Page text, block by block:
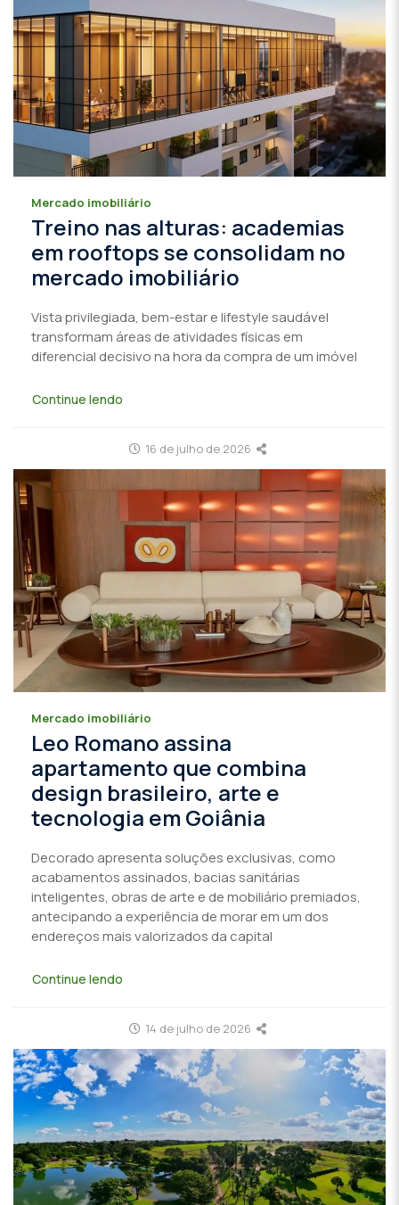
Mercado imobiliário
Treino nas alturas: academias
em rooftops se consolidam no
mercado imobiliário
Vista privilegiada, bem-estar e lifestyle saudável
transformam áreas de atividades físicas em
diferencial decisivo na hora da compra de um imóvel
Continue lendo
16 de julho de 2026
Mercado imobiliário
Leo Romano assina
apartamento que combina
design brasileiro, arte e
tecnologia em Goiânia
Decorado apresenta soluções exclusivas, como
acabamentos assinados, bacias sanitárias
inteligentes, obras de arte e de mobiliário premiados,
antecipando a experiência de morar em um dos
endereços mais valorizados da capital
Continue lendo
14 de julho de 2026